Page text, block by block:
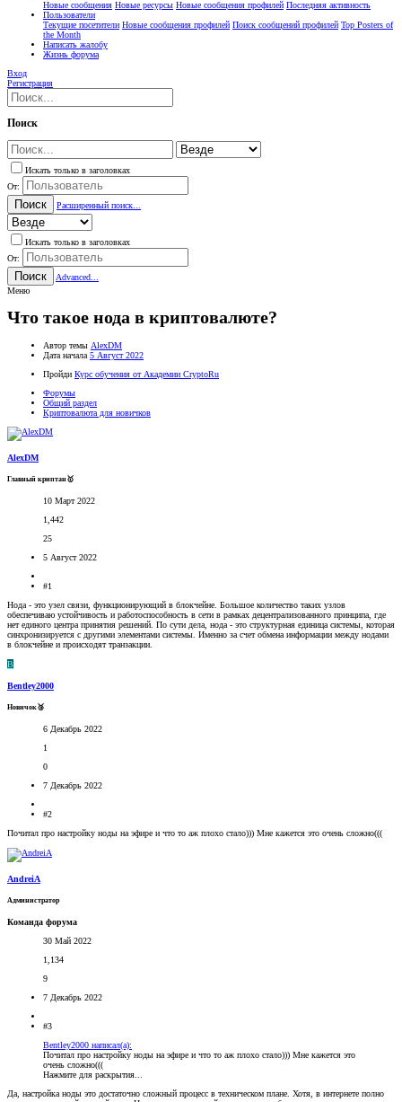
Новые сообщения Новые ресурсы Новые сообщения профилей Последняя активность
Пользователи
Текущие посетители Новые сообщения профилей Поиск сообщений профилей Top Posters of
the Month
Написать жалобу
Жизнь форума
Вход
Регистрация
Поиск
Искать только в заголовках
От:
Поиск Расширенный поиск...
Искать только в заголовках
От:
Поиск
Advanced...
Меню
Что такое нода в криптовалюте?
Автор темы AlexDM
Дата начала 5 Август 2022
Пройди Курс обучения от Академии CryptoRu
Форумы
Общий раздел
Криптовалюта для новичков
AlexDM
Главный криптан🥇
10 Март 2022
1,442
25
5 Август 2022
#1
Нода - это узел связи, функционирующий в блокчейне. Большое количество таких узлов
обеспечиваю устойчивость и работоспособность в сети в рамках децентрализованного принципа, где
нет единого центра принятия решений. По сути дела, нода - это структурная единица системы, которая
синхронизируется с другими элементами системы. Именно за счет обмена информации между нодами
в блокчейне и происходят транзакции.
B
Bentley2000
Новичок🥉
6 Декабрь 2022
1
0
7 Декабрь 2022
#2
Почитал про настройку ноды на эфире и что то аж плохо стало))) Мне кажется это очень сложно(((
AndreiA
Администратор
Команда форума
30 Май 2022
1,134
9
7 Декабрь 2022
#3
Bentley2000 написал(а):
Почитал про настройку ноды на эфире и что то аж плохо стало))) Мне кажется это
очень сложно(((
Нажмите для раскрытия...
Да, настройка ноды это достаточно сложный процесс в техническом плане. Хотя, в интернете полно